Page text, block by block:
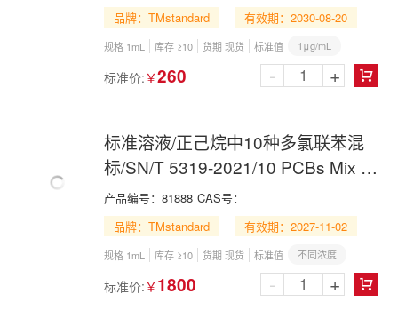
品牌：TMstandard
有效期：2030-08-20
规格 1mL 库存 ≥10 货期 现货 标准值 1μg/mL
标准价: ￥260 
- +
标准溶液/正己烷中10种多氯联苯混
标/SN/T 5319-2021/10 PCBs Mix in
n-Hexane
产品编号： 81888 CAS号：
品牌：TMstandard
有效期：2027-11-02
规格 1mL 库存 ≥10 货期 现货 标准值 不同浓度
标准价: ￥ 1800 
- +